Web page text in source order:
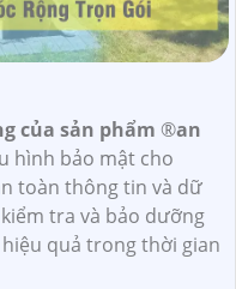
của sản phẩm ®️an
hình bảo mật cho
toàn thông tin và dữ
tra và bảo dưỡng
quả trong thời gian